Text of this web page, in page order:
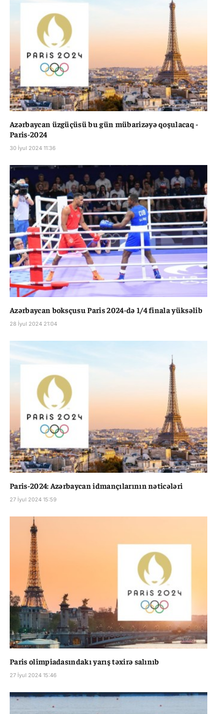
Azərbaycan üzgüçüsü bu gün mübarizəyə qoşulacaq -
Paris-2024
30 İyul 2024 11:36
Azərbaycan boksçusu Paris 2024-də 1/4 finala yüksəlib
28 İyul 2024 21:04
Paris-2024: Azərbaycan idmançılarının nəticələri
27 İyul 2024 15:59
Paris olimpiadasındakı yarış təxirə salınıb
27 İyul 2024 15:46